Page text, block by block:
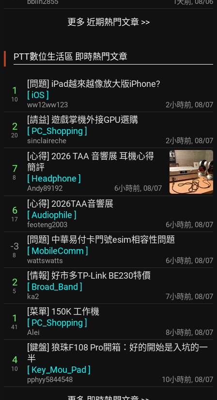
更多 近期熱門文章 >>
PTT數位生活區 即時熱門文章
1
10
[問題] iPad越來越像放大版iPhone?
[ iOS ]
ww12ww123 2小時前, 08/07
2
20
[請益] 遊戲掌機外接GPU選購
[ PC_Shopping ]
sinclaireche 2小時前, 08/07
7
8
[心得] 2026 TAA 音響展 耳機心得
簡評
[ Headphone ]
Andy89192 6小時前, 08/07
6
17
[心得] 2026TAA音響展
[Audiophile ]
feoteng2003 6小時前, 08/07
-3
8
[問題] 中華易付卡門號esim相容性問題
[ MobileComm ]
wattswatts 6小時前, 08/07
2
5
[情報] 好市多TP-Link BE230特價
[ Broad_Band ]
ka2 7小時前, 08/07
1
41
[菜單] 150K 工作機
[ PC_Shopping ]
Alei 8小時前, 08/07
4
10
[鍵盤] 狼珠F108 Pro開箱：好的開始是入坑的一
半
[ Key_Mou_Pad ]
pphyy5844548 10小時前, 08/07